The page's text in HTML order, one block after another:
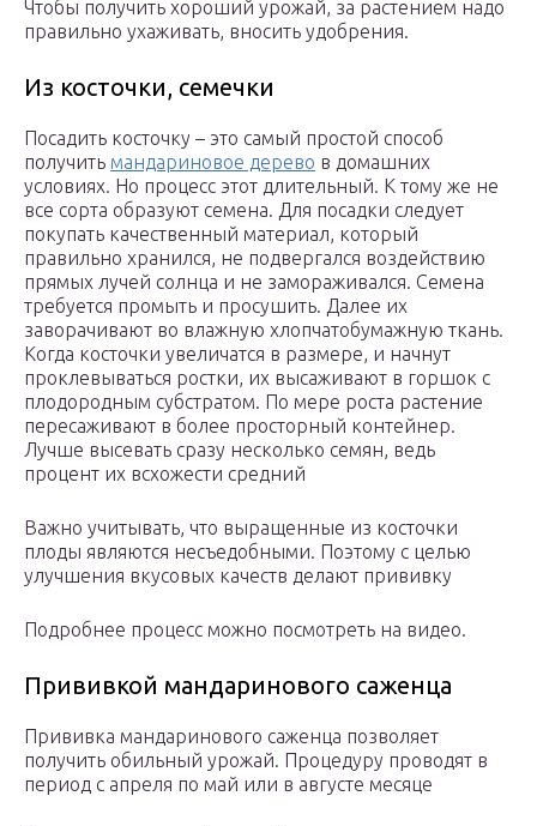
Чтобы получить хороший урожай, за растением надо
правильно ухаживать, вносить удобрения.
Из косточки, семечки
Посадить косточку – это самый простой способ
получить мандариновое дерево в домашних
условиях. Но процесс этот длительный. К тому же не
все сорта образуют семена. Для посадки следует
покупать качественный материал, который
правильно хранился, не подвергался воздействию
прямых лучей солнца и не замораживался. Семена
требуется промыть и просушить. Далее их
заворачивают во влажную хлопчатобумажную ткань.
Когда косточки увеличатся в размере, и начнут
проклевываться ростки, их высаживают в горшок с
плодородным субстратом. По мере роста растение
пересаживают в более просторный контейнер.
Лучше высевать сразу несколько семян, ведь
процент их всхожести средний
Важно учитывать, что выращенные из косточки
плоды являются несъедобными. Поэтому с целью
улучшения вкусовых качеств делают прививку
Подробнее процесс можно посмотреть на видео.
Прививкой мандаринового саженца
Прививка мандаринового саженца позволяет
получить обильный урожай. Процедуру проводят в
период с апреля по май или в августе месяце